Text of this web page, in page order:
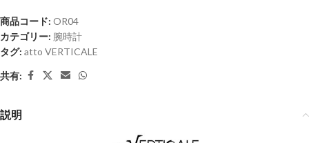
商品コード: OR04
カテゴリー: 腕時計
タグ: atto VERTICALE
共有:
説明